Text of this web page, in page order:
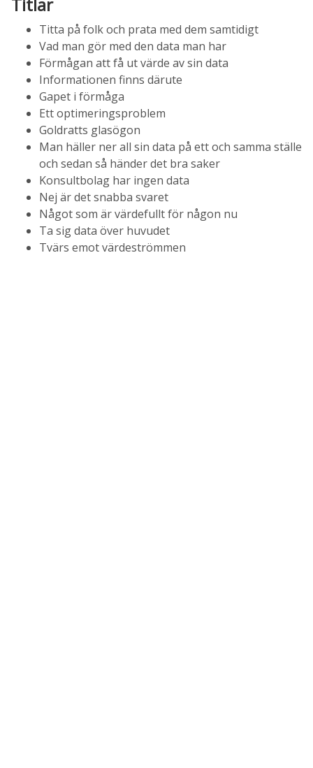
Titta på folk och prata med dem samtidigt
Vad man gör med den data man har
Förmågan att få ut värde av sin data
Informationen finns därute
Gapet i förmåga
Ett optimeringsproblem
Goldratts glasögon
Man häller ner all sin data på ett och samma ställe
och sedan så händer det bra saker
Konsultbolag har ingen data
Nej är det snabba svaret
Något som är värdefullt för någon nu
Ta sig data över huvudet
Tvärs emot värdeströmmen